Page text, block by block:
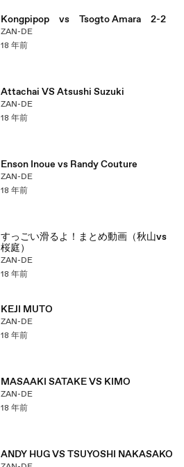
Kongpipop vs Tsogto Amara 2-2
ZAN-DE
18 年前
Attachai VS Atsushi Suzuki
ZAN-DE
18 年前
Enson Inoue vs Randy Couture
ZAN-DE
18 年前
すっごい滑るよ！まとめ動画（秋山vs
桜庭）
ZAN-DE
18 年前
KEJI MUTO
ZAN-DE
18 年前
MASAAKI SATAKE VS KIMO
ZAN-DE
18 年前
ANDY HUG VS TSUYOSHI NAKASAKO